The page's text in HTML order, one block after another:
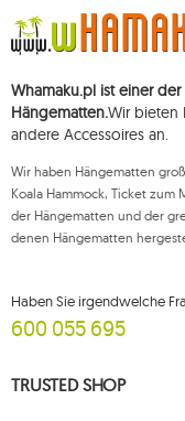
verarbeitet und bis zu
Sie haben das Recht, auf
zuzugreifen, diese zu
einer zuständigen
Verarbeitung dieser
zur Verarbeitung Ihrer
widerrufen werden,
genannten Rechte
Brief an die registrierte
Interactive.
Weitere Informationen
Whamaku.pl ist einer
Hängematten.Wir bieten
andere Accessoires an.
Wir haben Hängematten
Koala Hammock, Ticket zum
der Hängematten und der
denen Hängematten
Haben Sie irgendwelche
600 055 695
TRUSTED SHOP